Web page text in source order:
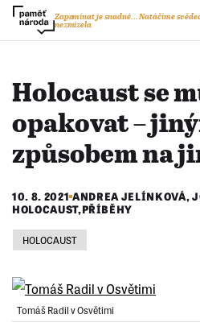
Zapomínat je snadné...Natáčíme
nezmizela
Holocaust se
opakovat –
způsobem na
10. 8. 2021 ANDREA JELÍNKOVÁ,
HOLOCAUST,PŘÍBĚHY
HOLOCAUST
Tomáš Radil v Osvětimi